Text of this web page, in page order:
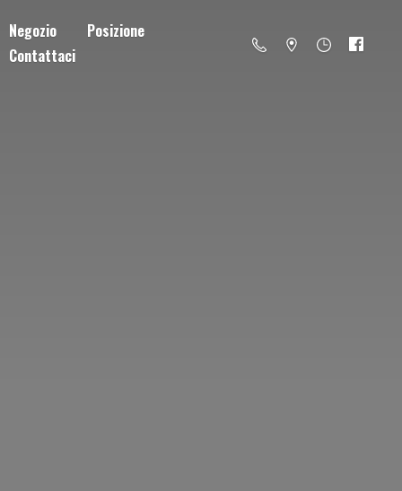
Negozio
Posizione
Contattaci